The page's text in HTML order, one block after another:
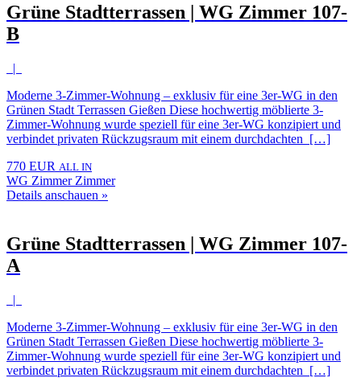
Grüne Stadtterrassen | WG Zimmer 107-
B
|
Moderne 3-Zimmer-Wohnung – exklusiv für eine 3er-WG in den
Grünen Stadt Terrassen Gießen Diese hochwertig möblierte 3-
Zimmer-Wohnung wurde speziell für eine 3er-WG konzipiert und
verbindet privaten Rückzugsraum mit einem durchdachten […]
770 EUR ALL IN
WG Zimmer Zimmer
Details anschauen »
Grüne Stadtterrassen | WG Zimmer 107-
A
|
Moderne 3-Zimmer-Wohnung – exklusiv für eine 3er-WG in den
Grünen Stadt Terrassen Gießen Diese hochwertig möblierte 3-
Zimmer-Wohnung wurde speziell für eine 3er-WG konzipiert und
verbindet privaten Rückzugsraum mit einem durchdachten […]